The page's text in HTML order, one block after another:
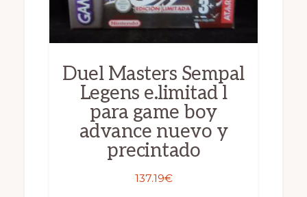
Duel Masters Sempal
Legens e.limitad l
para game boy
advance nuevo y
precintado
137.19€